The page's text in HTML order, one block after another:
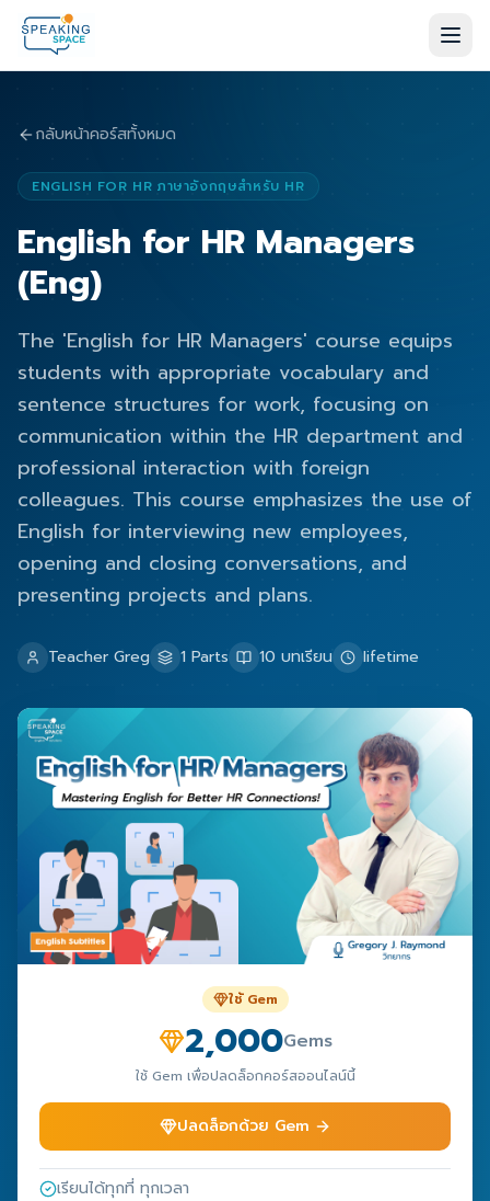
กลับหน้าคอร์สทั้งหมด
ENGLISH FOR HR ภาษาอังกฤษสำหรับ HR
English for HR Managers
(Eng)
The 'English for HR Managers' course equips
students with appropriate vocabulary and
sentence structures for work, focusing on
communication within the HR department and
professional interaction with foreign
colleagues. This course emphasizes the use of
English for interviewing new employees,
opening and closing conversations, and
presenting projects and plans.
Teacher Greg 1 Parts 10 บทเรียน lifetime
ใช้ Gem
2,000Gems
ใช้ Gem เพื่อปลดล็อกคอร์สออนไลน์นี้
ปลดล็อกด้วย Gem
เรียนได้ทุกที่ ทุกเวลา